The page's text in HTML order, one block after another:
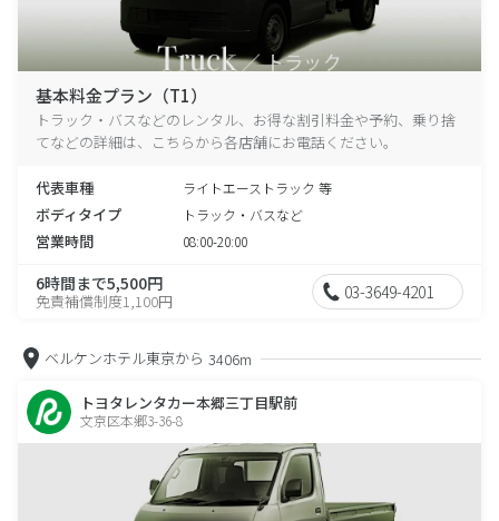
基本料金プラン（T1）
トラック・バスなどのレンタル、お得な割引料金や予約、乗り捨
てなどの詳細は、こちらから各店舗にお電話ください。
代表車種 ライトエーストラック 等
ボディタイプ トラック・バスなど
営業時間 08:00-20:00
6時間まで5,500円
免責補償制度1,100円 03-3649-4201
ベルケンホテル東京から 3406m
トヨタレンタカー本郷三丁目駅前
文京区本郷3-36-8